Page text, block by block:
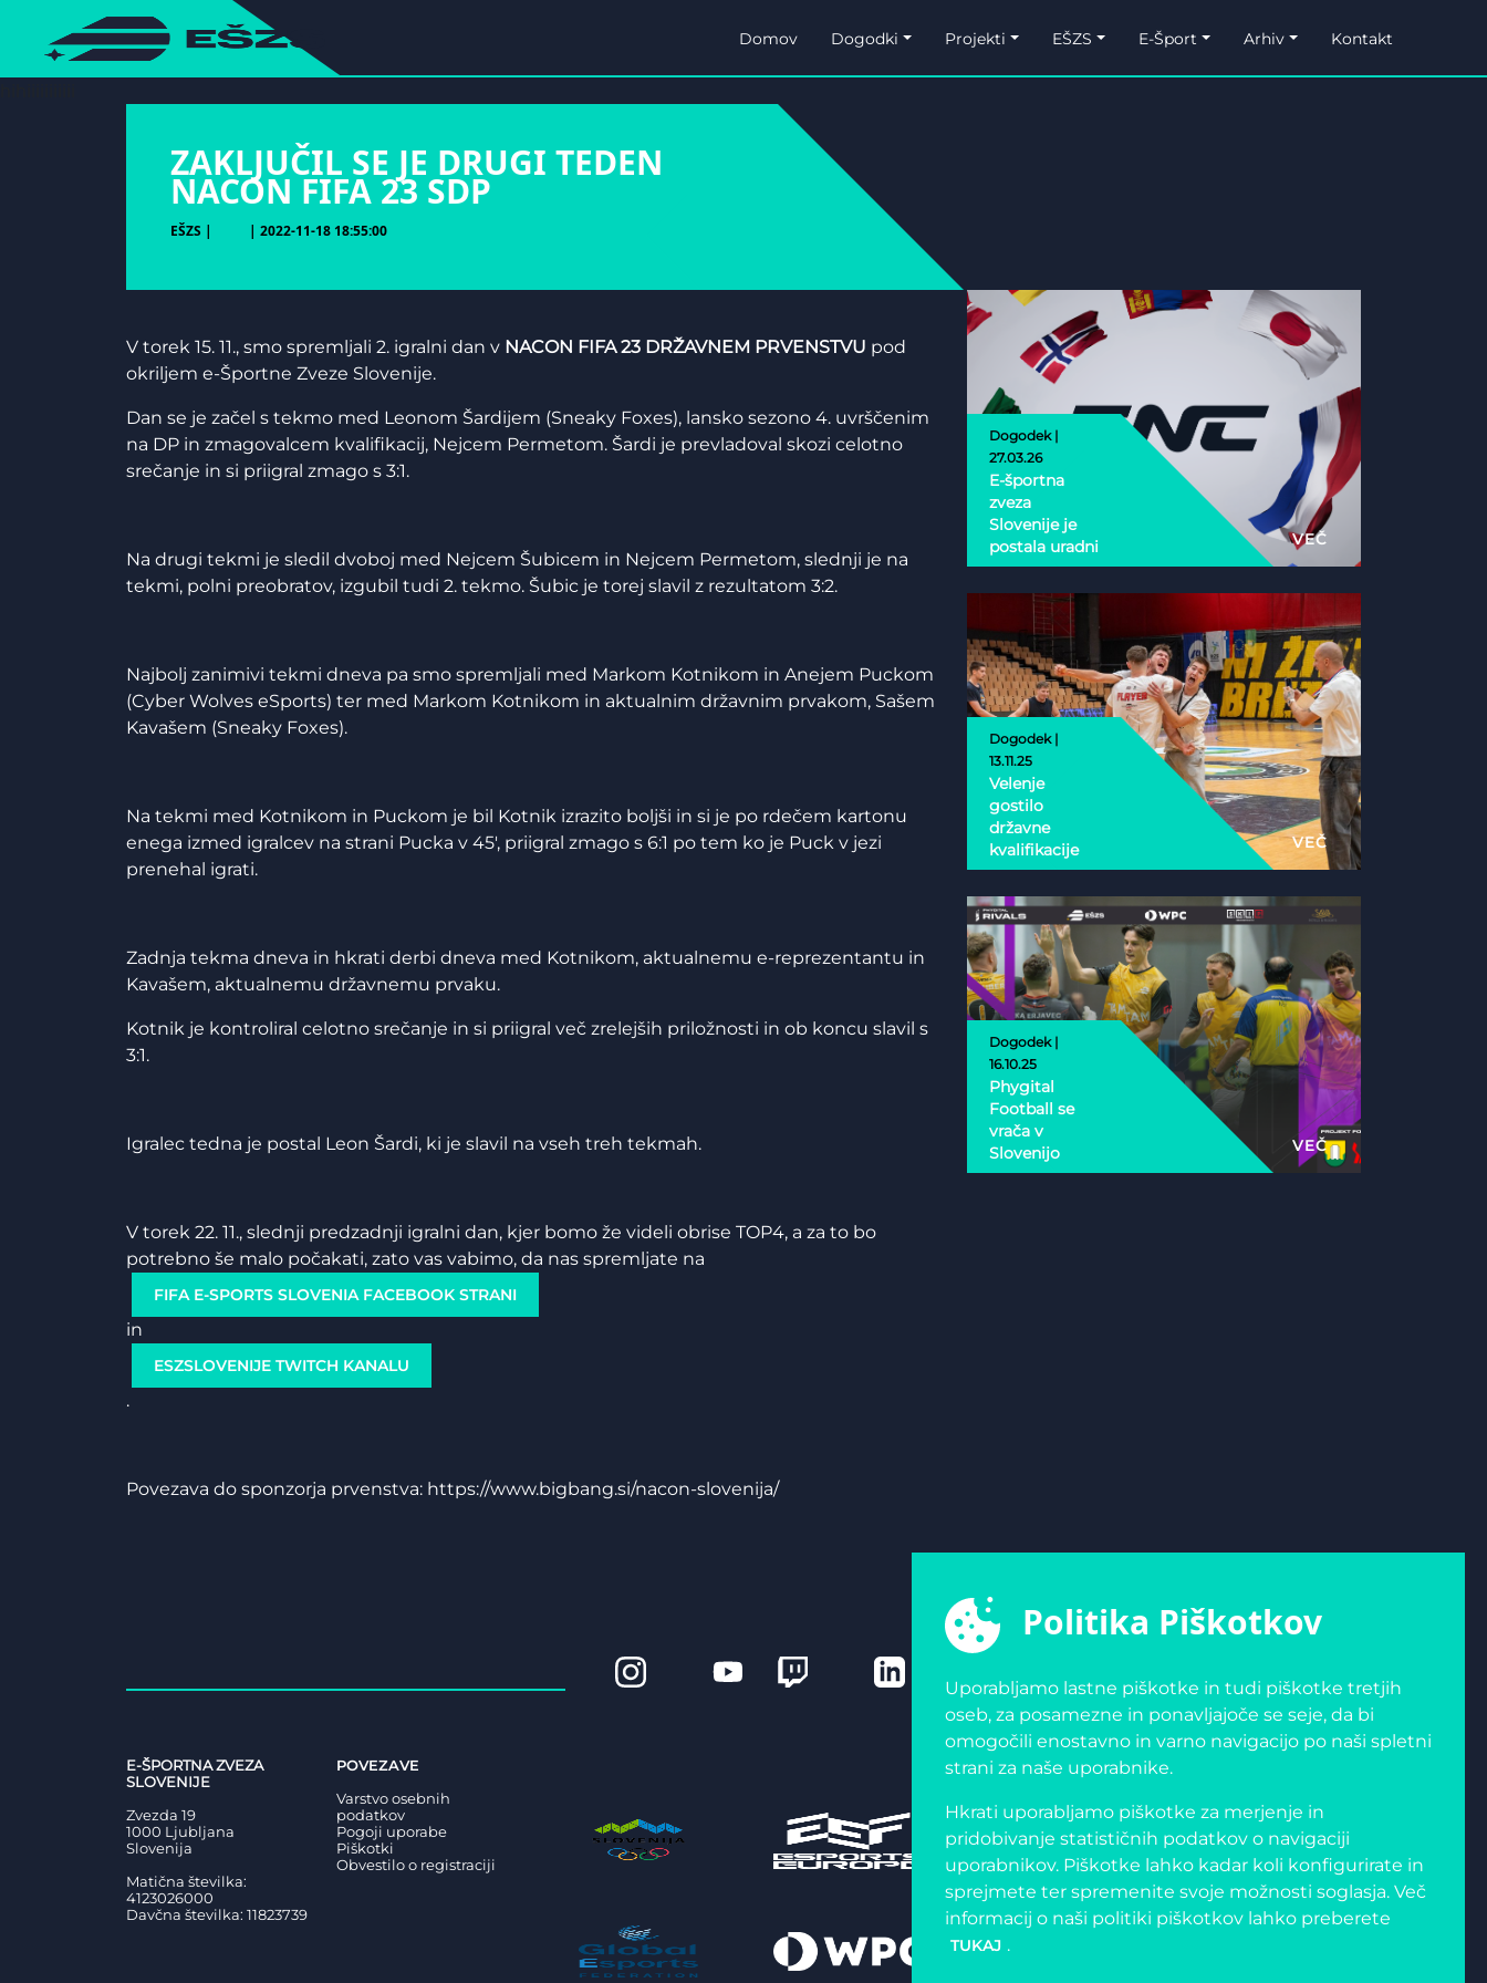
Domov Dogodki Projekti EŠZS E-Šport Arhiv Kontakt
ZAKLJUČIL SE JE DRUGI TEDEN
NACON FIFA 23 SDP
EŠZS | | 2022-11-18 18:55:00
V torek 15. 11., smo spremljali 2. igralni dan v NACON FIFA 23 DRŽAVNEM PRVENSTVU pod
okriljem e-Športne Zveze Slovenije.
Dan se je začel s tekmo med Leonom Šardijem (Sneaky Foxes), lansko sezono 4. uvrščenim
na DP in zmagovalcem kvalifikacij, Nejcem Permetom. Šardi je prevladoval skozi celotno
srečanje in si priigral zmago s 3:1.
Na drugi tekmi je sledil dvoboj med Nejcem Šubicem in Nejcem Permetom, slednji je na
tekmi, polni preobratov, izgubil tudi 2. tekmo. Šubic je torej slavil z rezultatom 3:2.
Najbolj zanimivi tekmi dneva pa smo spremljali med Markom Kotnikom in Anejem Puckom
(Cyber Wolves eSports) ter med Markom Kotnikom in aktualnim državnim prvakom, Sašem
Kavašem (Sneaky Foxes).
Na tekmi med Kotnikom in Puckom je bil Kotnik izrazito boljši in si je po rdečem kartonu
enega izmed igralcev na strani Pucka v 45', priigral zmago s 6:1 po tem ko je Puck v jezi
prenehal igrati.
Zadnja tekma dneva in hkrati derbi dneva med Kotnikom, aktualnemu e-reprezentantu in
Kavašem, aktualnemu državnemu prvaku.
Kotnik je kontroliral celotno srečanje in si priigral več zrelejših priložnosti in ob koncu slavil s
3:1.
Igralec tedna je postal Leon Šardi, ki je slavil na vseh treh tekmah.
V torek 22. 11., slednji predzadnji igralni dan, kjer bomo že videli obrise TOP4, a za to bo
potrebno še malo počakati, zato vas vabimo, da nas spremljate na
FIFA E-SPORTS SLOVENIA FACEBOOK STRANI
in
ESZSLOVENIJE TWITCH KANALU
.
Povezava do sponzorja prvenstva: https://www.bigbang.si/nacon-slovenija/
Dogodek |
27.03.26
E-športna
zveza
Slovenije je
postala uradni
nacionalni
partner
Esports
Nations Cup
2026
VEČ
Dogodek |
13.11.25
Velenje
gostilo
državne
kvalifikacije
Phygital
VEČ
Dogodek |
16.10.25
Phygital
Football se
vrača v
Slovenijo
VEČ
E-ŠPORTNA ZVEZA
SLOVENIJE
Zvezda 19
1000 Ljubljana
Slovenija
Matična številka:
4123026000
Davčna številka: 11823739
POVEZAVE
Varstvo osebnih
podatkov
Pogoji uporabe
Piškotki
Obvestilo o registraciji
Politika Piškotkov
Uporabljamo lastne piškotke in tudi piškotke tretjih
oseb, za posamezne in ponavljajoče se seje, da bi
omogočili enostavno in varno navigacijo po naši spletni
strani za naše uporabnike.
Hkrati uporabljamo piškotke za merjenje in
pridobivanje statističnih podatkov o navigaciji
uporabnikov. Piškotke lahko kadar koli konfigurirate in
sprejmete ter spremenite svoje možnosti soglasja. Več
informacij o naši politiki piškotkov lahko preberete
TUKAJ .